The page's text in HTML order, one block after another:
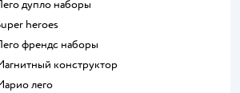
Лего дупло наборы
Super heroes
Лего френдс наборы
Магнитный конструктор
Марио лего